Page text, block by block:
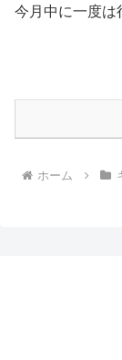
今月中に一度は
ホーム